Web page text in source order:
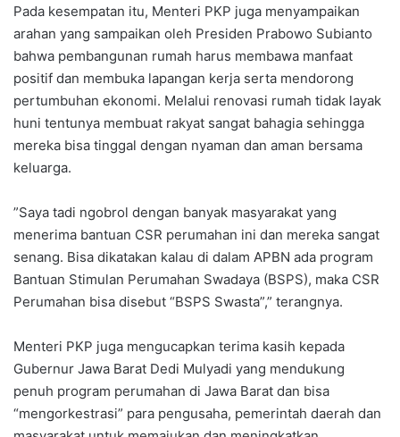
‎Pada kesempatan itu, Menteri PKP juga menyampaikan
arahan yang sampaikan oleh Presiden Prabowo Subianto
bahwa pembangunan rumah harus membawa manfaat
positif dan membuka lapangan kerja serta mendorong
pertumbuhan ekonomi. Melalui renovasi rumah tidak layak
huni tentunya membuat rakyat sangat bahagia sehingga
mereka bisa tinggal dengan nyaman dan aman bersama
keluarga.
‎”Saya tadi ngobrol dengan banyak masyarakat yang
menerima bantuan CSR perumahan ini dan mereka sangat
senang. Bisa dikatakan kalau di dalam APBN ada program
Bantuan Stimulan Perumahan Swadaya (BSPS), maka CSR
Perumahan bisa disebut “BSPS Swasta”,” terangnya.
‎Menteri PKP juga mengucapkan terima kasih kepada
Gubernur Jawa Barat Dedi Mulyadi yang mendukung
penuh program perumahan di Jawa Barat dan bisa
“mengorkestrasi” para pengusaha, pemerintah daerah dan